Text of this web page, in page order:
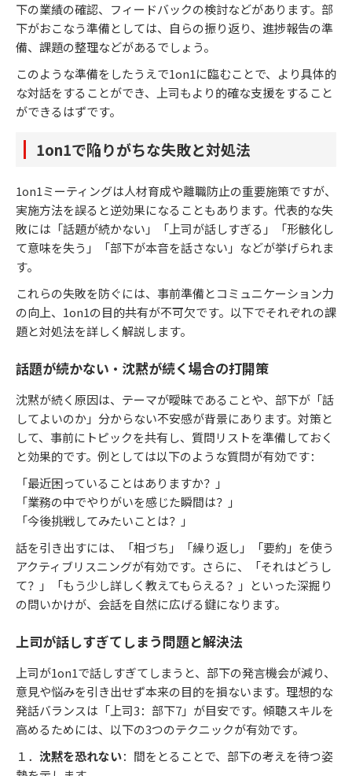
下の業績の確認、フィードバックの検討などがあります。部
下がおこなう準備としては、自らの振り返り、進捗報告の準
備、課題の整理などがあるでしょう。
このような準備をしたうえで1on1に臨むことで、より具体的
な対話をすることができ、上司もより的確な支援をすること
ができるはずです。
1on1で陥りがちな失敗と対処法
1on1ミーティングは人材育成や離職防止の重要施策ですが、
実施方法を誤ると逆効果になることもあります。代表的な失
敗には「話題が続かない」「上司が話しすぎる」「形骸化し
て意味を失う」「部下が本音を話さない」などが挙げられま
す。
これらの失敗を防ぐには、事前準備とコミュニケーション力
の向上、1on1の目的共有が不可欠です。以下でそれぞれの課
題と対処法を詳しく解説します。
話題が続かない・沈黙が続く場合の打開策
沈黙が続く原因は、テーマが曖昧であることや、部下が「話
してよいのか」分からない不安感が背景にあります。対策と
して、事前にトピックを共有し、質問リストを準備しておく
と効果的です。例としては以下のような質問が有効です：
「最近困っていることはありますか？」
「業務の中でやりがいを感じた瞬間は？」
「今後挑戦してみたいことは？」
話を引き出すには、「相づち」「繰り返し」「要約」を使う
アクティブリスニングが有効です。さらに、「それはどうし
て？」「もう少し詳しく教えてもらえる？」といった深掘り
の問いかけが、会話を自然に広げる鍵になります。
上司が話しすぎてしまう問題と解決法
上司が1on1で話しすぎてしまうと、部下の発言機会が減り、
意見や悩みを引き出せず本来の目的を損ないます。理想的な
発話バランスは「上司3：部下7」が目安です。傾聴スキルを
高めるためには、以下の3つのテクニックが有効です。
１． 沈黙を恐れない：間をとることで、部下の考えを待つ姿